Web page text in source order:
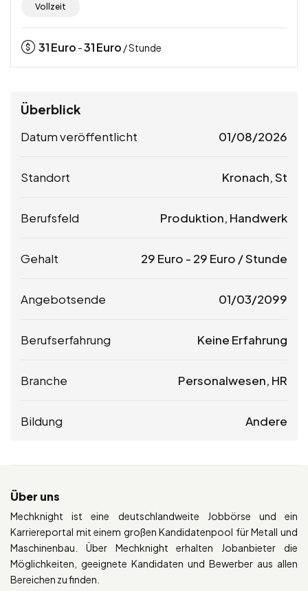
Vollzeit
31Euro -31Euro / Stunde
Überblick
Datum veröffentlicht 01/08/2026
Standort Kronach, St
Berufsfeld Produktion, Handwerk
Gehalt 29 Euro - 29 Euro / Stunde
Angebotsende 01/03/2099
Berufserfahrung Keine Erfahrung
Branche Personalwesen, HR
Bildung Andere
Über uns
Mechknight ist eine deutschlandweite Jobbörse und ein
Karriereportal mit einem großen Kandidatenpool für Metall und
Maschinenbau. Über Mechknight erhalten Jobanbieter die
Möglichkeiten, geeignete Kandidaten und Bewerber aus allen
Bereichen zu finden.